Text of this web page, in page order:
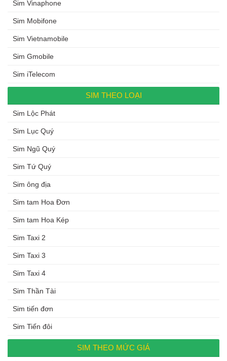
Sim Vinaphone
Sim Mobifone
Sim Vietnamobile
Sim Gmobile
Sim iTelecom
SIM THEO LOẠI
Sim Lộc Phát
Sim Lục Quý
Sim Ngũ Quý
Sim Tứ Quý
Sim ông địa
Sim tam Hoa Đơn
Sim tam Hoa Kép
Sim Taxi 2
Sim Taxi 3
Sim Taxi 4
Sim Thần Tài
Sim tiến đơn
Sim Tiến đôi
SIM THEO MỨC GIÁ